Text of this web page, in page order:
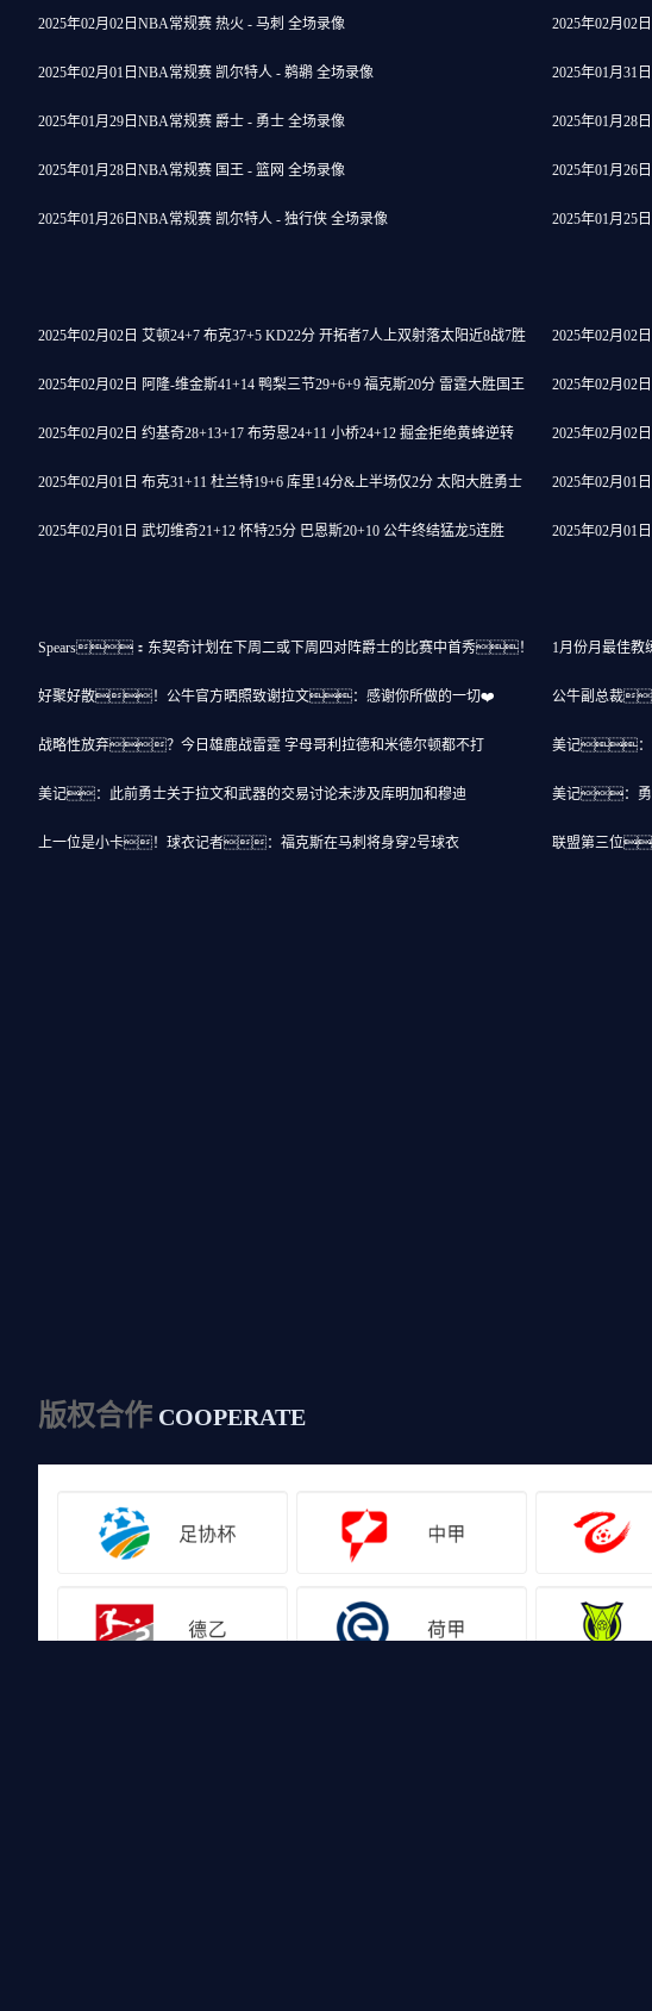
2025年02月02日NBA常规赛 热火 - 马刺 全场录像 2025年02月02
2025年02月01日NBA常规赛 凯尔特人 - 鹈鹕 全场录像 2025年01月31
2025年01月29日NBA常规赛 爵士 - 勇士 全场录像 2025年01月28
2025年01月28日NBA常规赛 国王 - 篮网 全场录像 2025年01月26
2025年01月26日NBA常规赛 凯尔特人 - 独行侠 全场录像 2025年01月25
2025年02月02日 艾顿24+7 布克37+5 KD22分 开拓者7人上双射落太阳近8战7胜 2025年02月02
2025年02月02日 阿隆-维金斯41+14 鸭梨三节29+6+9 福克斯20分 雷霆大胜国王 2025年02月02
2025年02月02日 约基奇28+13+17 布劳恩24+11 小桥24+12 掘金拒绝黄蜂逆转 2025年02月02
2025年02月01日 布克31+11 杜兰特19+6 库里14分&上半场仅2分 太阳大胜勇士 2025年02月01
2025年02月01日 武切维奇21+12 怀特25分 巴恩斯20+10 公牛终结猛龙5连胜 2025年02月01
Spears：东契奇计划在下周二或下周四对阵爵士的比赛中首秀！ 1月份月最佳
好聚好散！公牛官方晒照致谢拉文：感谢你所做的一切❤️ 公牛副总裁
战略性放弃？今日雄鹿战雷霆 字母哥利拉德和米德尔顿都不打 美记：湖
美记：此前勇士关于拉文和武器的交易讨论未涉及库明加和穆迪 美记：勇
上一位是小卡！球衣记者：福克斯在马刺将身穿2号球衣 联盟第三位
版权合作 COOPERATE